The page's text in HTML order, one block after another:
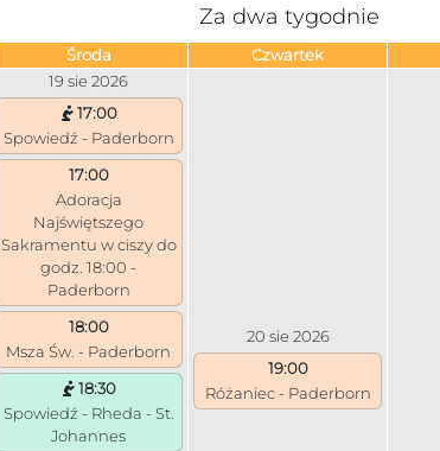
Za dwa tygodnie
Środa Czwartek
19 sie 2026
17:00
Spowiedź - Paderborn
17:00
Adoracja
Najświętszego
Sakramentu w ciszy do
godz. 18:00 -
Paderborn
18:00
Msza Św. - Paderborn
18:30
Spowiedź - Rheda - St.
Johannes
20 sie 2026
19:00
Różaniec - Paderborn